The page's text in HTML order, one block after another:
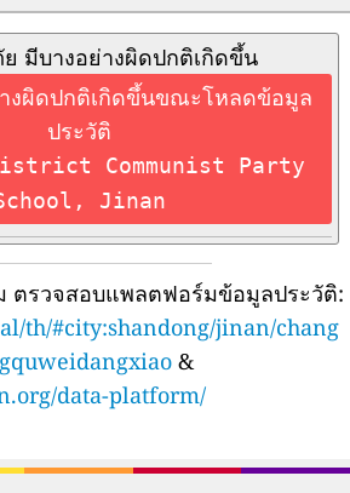
มีบางอย่างผิดปกติเกิดขึ้น
งผิดปกติเกิดขึ้นขณะโหลดข้อมูล
ประวัติ
Communist Party
Jinan
ตรวจสอบแพลตฟอร์มข้อมูลประวัติ:
th/#city:shandong/jinan/chang
&
data-platform/